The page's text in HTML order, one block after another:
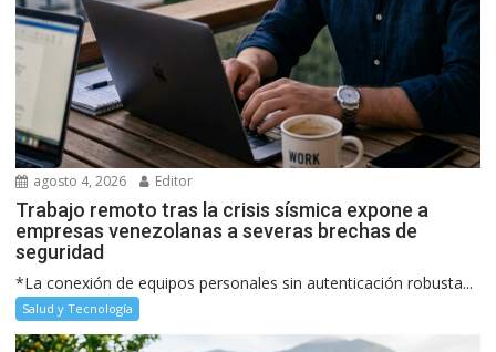
agosto 4, 2026 Editor
Trabajo remoto tras la crisis sísmica expone a
empresas venezolanas a severas brechas de
seguridad
*La conexión de equipos personales sin autenticación robusta...
Salud y Tecnología